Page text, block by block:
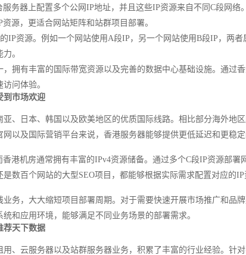
服务器上配置多个公网IP地址，并且这些IP资源来自不同C段网
源，更适合网站矩阵和站群项目部署。
IP资源。例如一个网站使用A段IP，另一个网站使用B段IP，两
。
拥有丰富的国际带宽资源以及完善的数据中心基础设施。通过
问体验。
到市场欢迎
、日本、韩国以及欧美地区的优质国际线路。相比部分海外地
以及国际营销平台来说，香港服务器能够提供更低延迟和更稳
港机房通常拥有丰富的IPv4资源储备。通过多个C段IP资源部署
数百个网站的大型SEO项目，都能够根据实际需求配置对应的IP
务，大大缩短项目部署周期。对于需要快速开展市场推广和品
和应用环境，能够满足不同业务场景的部署需求。
荐天下数据
、云服务器以及站群服务器业务，积累了丰富的行业经验。针